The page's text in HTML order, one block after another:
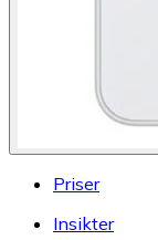
Priser
Insikter